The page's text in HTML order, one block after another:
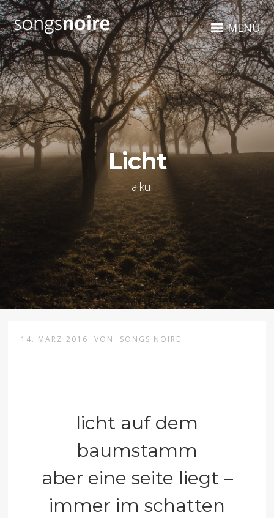
MENÜ
Licht
Haiku
14. MÄRZ 2016 VON SONGS NOIRE
licht auf dem
baumstamm
aber eine seite liegt –
immer im schatten